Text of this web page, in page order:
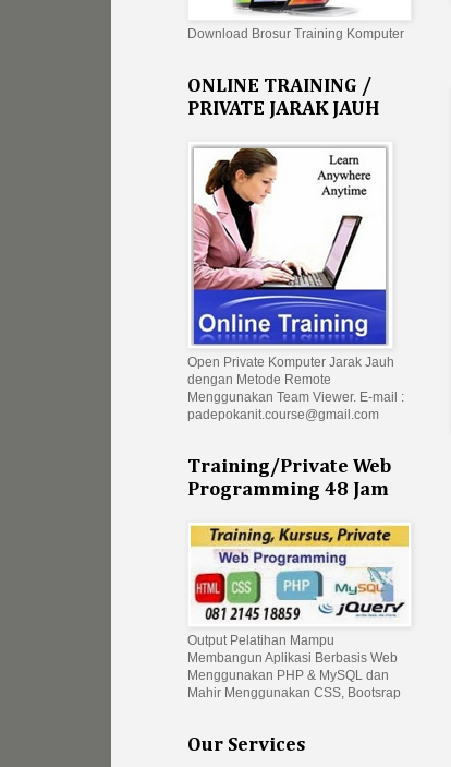
Download Brosur Training Komputer
ONLINE TRAINING /
PRIVATE JARAK JAUH
Open Private Komputer Jarak Jauh
dengan Metode Remote
Menggunakan Team Viewer. E-mail :
padepokanit.course@gmail.com
Training/Private Web
Programming 48 Jam
Output Pelatihan Mampu
Membangun Aplikasi Berbasis Web
Menggunakan PHP & MySQL dan
Mahir Menggunakan CSS, Bootsrap
Our Services